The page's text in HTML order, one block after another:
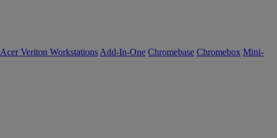
Acer Veriton Workstations Add-In-One Chromebase Chromebox Mini-